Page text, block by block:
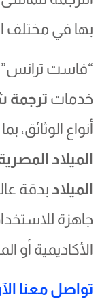
بها في مختلف
“فاست
خدماتترجمة
أنواع الوثائق،
الميلاد المصرية
الميلادبدقة
جاهزة
الأكاديمية أو
تواصل معنا